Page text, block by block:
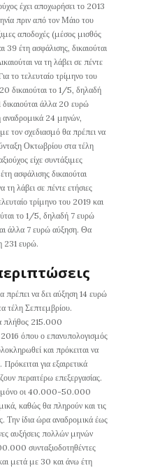
έχει αποχωρήσει το 2013
πριν από τον Μάιο του
αποδοχές (μέσος μισθός
έτη ασφάλισης, δικαιούται
να τη λάβει σε πέντε
το τελευταίο τρίμηνο του
δικαιούται το 1/5, δηλαδή
άλλα 20 ευρώ
αναδρομικά 24 μηνών,
τον σχεδιασμό θα πρέπει να
Οκτωβρίου στα τέλη
είχε συντάξιμες
ασφάλισης δικαιούται
λάβει σε πέντε ετήσιες
τρίμηνο του 2019 και
το 1/5, δηλαδή 7 ευρώ
άλλα 7 ευρώ αύξηση. Θα
231 ευρώ.
να δει αύξηση 14 ευρώ
τέλη Σεπτεμβρίου.
πλήθος 215.000
όπου ο επανυπολογισμός
και πρόκειται να
για εξαιρετικά
περαιτέρω επεξεργασίας.
μόνο οι 40.000-50.000
καθώς θα πληρούν και τις
Την ίδια ώρα αναδρομικά έως
αυξήσεις πολλών μηνών
συνταξιοδοτηθέντες
μετά με 30 και άνω έτη